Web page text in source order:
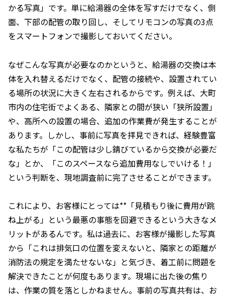
かる写真」です。単に給湯器の全体を写すだけでなく、側
面、下部の配管の取り回し、そしてリモコンの写真の3点
をスマートフォンで撮影しておいてください。
なぜこんな写真が必要なのかというと、給湯器の交換は本
体を入れ替えるだけでなく、配管の接続や、設置されてい
る場所の状況に大きく左右されるからです。例えば、大町
市内の住宅街でよくある、隣家との間が狭い「狭所設置」
や、高所への設置の場合、追加の作業費が発生することが
あります。しかし、事前に写真を拝見できれば、経験豊富
な私たちが「この配管は少し錆びているから交換が必要だ
な」とか、「このスペースなら追加費用なしでいける！」
という判断を、現地調査前に完了させることができます。
これにより、お客様にとっては**「見積もり後に費用が跳
ね上がる」という最悪の事態を回避できるという大きなメ
リットがあるんです。私は過去に、お客様が撮影した写真
から「これは排気口の位置を変えないと、隣家との距離が
消防法の規定を満たせないな」と気づき、着工前に問題を
解決できたことが何度もあります。現場に出た後の焦り
は、作業の質を落としかねません。事前の写真共有は、お